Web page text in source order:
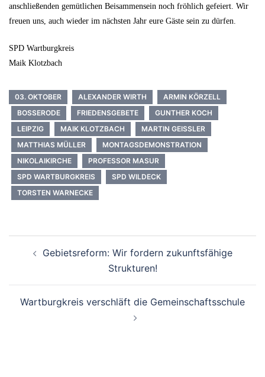
anschließenden gemütlichen Beisammensein noch fröhlich gefeiert. Wir
freuen uns, auch wieder im nächsten Jahr eure Gäste sein zu dürfen.
SPD Wartburgkreis
Maik Klotzbach
03. OKTOBER ALEXANDER WIRTH
ARMIN KÖRZELL
BOSSERODE
FRIEDENSGEBETE
GUNTHER KOCH
LEIPZIG
MAIK KLOTZBACH
MARTIN GEISSLER
MATTHIAS MÜLLER
MONTAGSDEMONSTRATION
NIKOLAIKIRCHE
PROFESSOR MASUR
SPD WARTBURGKREIS
SPD WILDECK
TORSTEN WARNECKE
Navigation
Gebietsreform: Wir fordern zukunftsfähige
Strukturen!
Wartburgkreis verschläft die Gemeinschaftsschule